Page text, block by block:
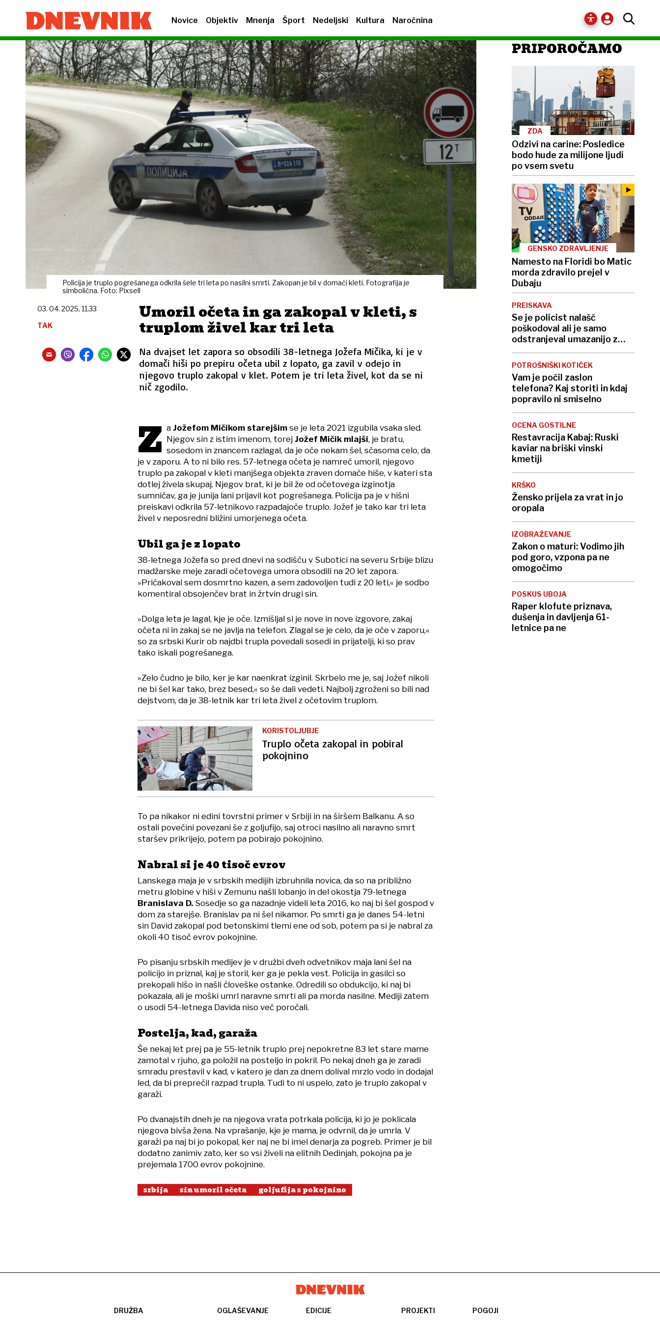
Novice Objektiv Mnenja Šport Nedeljski Kultura Naročnina
Policija je truplo pogrešanega odkrila šele tri leta po nasilni smrti. Zakopan je bil v domači kleti. Fotografija je
simbolična. Foto: Pixsell
Umoril očeta in ga zakopal v kleti, s
truplom živel kar tri leta
Na dvajset let zapora so obsodili 38-letnega Jožefa Mičika, ki je v
domači hiši po prepiru očeta ubil z lopato, ga zavil v odejo in
njegovo truplo zakopal v klet. Potem je tri leta živel, kot da se ni
nič zgodilo.
03. 04. 2025, 11.33
TAK
Z a Jožefom Mičikom starejšim se je leta 2021 izgubila vsaka sled.
Njegov sin z istim imenom, torej Jožef Mičik mlajši, je bratu,
sosedom in znancem razlagal, da je oče nekam šel, sčasoma celo, da
je v zaporu. A to ni bilo res. 57-letnega očeta je namreč umoril, njegovo
truplo pa zakopal v kleti manjšega objekta zraven domače hiše, v kateri sta
dotlej živela skupaj. Njegov brat, ki je bil že od očetovega izginotja
sumničav, ga je junija lani prijavil kot pogrešanega. Policija pa je v hišni
preiskavi odkrila 57-letnikovo razpadajoče truplo. Jožef je tako kar tri leta
živel v neposredni bližini umorjenega očeta.
Ubil ga je z lopato
38-letnega Jožefa so pred dnevi na sodišču v Subotici na severu Srbije blizu
madžarske meje zaradi očetovega umora obsodili na 20 let zapora.
»Pričakoval sem dosmrtno kazen, a sem zadovoljen tudi z 20 leti,« je sodbo
komentiral obsojenčev brat in žrtvin drugi sin.
»Dolga leta je lagal, kje je oče. Izmišljal si je nove in nove izgovore, zakaj
očeta ni in zakaj se ne javlja na telefon. Zlagal se je celo, da je oče v zaporu,«
so za srbski Kurir ob najdbi trupla povedali sosedi in prijatelji, ki so prav
tako iskali pogrešanega.
»Zelo čudno je bilo, ker je kar naenkrat izginil. Skrbelo me je, saj Jožef nikoli
ne bi šel kar tako, brez besed,« so še dali vedeti. Najbolj zgroženi so bili nad
dejstvom, da je 38-letnik kar tri leta živel z očetovim truplom.
KORISTOLJUBJE
Truplo očeta zakopal in pobiral
pokojnino
To pa nikakor ni edini tovrstni primer v Srbiji in na širšem Balkanu. A so
ostali povečini povezani še z goljufijo, saj otroci nasilno ali naravno smrt
staršev prikrijejo, potem pa pobirajo pokojnino.
Nabral si je 40 tisoč evrov
Lanskega maja je v srbskih medijih izbruhnila novica, da so na približno
metru globine v hiši v Zemunu našli lobanjo in del okostja 79-letnega
Branislava D. Sosedje so ga nazadnje videli leta 2016, ko naj bi šel gospod v
dom za starejše. Branislav pa ni šel nikamor. Po smrti ga je danes 54-letni
sin David zakopal pod betonskimi tlemi ene od sob, potem pa si je nabral za
okoli 40 tisoč evrov pokojnine.
Po pisanju srbskih medijev je v družbi dveh odvetnikov maja lani šel na
policijo in priznal, kaj je storil, ker ga je pekla vest. Policija in gasilci so
prekopali hišo in našli človeške ostanke. Odredili so obdukcijo, ki naj bi
pokazala, ali je moški umrl naravne smrti ali pa morda nasilne. Mediji zatem
o usodi 54-letnega Davida niso več poročali.
Postelja, kad, garaža
Še nekaj let prej pa je 55-letnik truplo prej nepokretne 83 let stare mame
zamotal v rjuho, ga položil na posteljo in pokril. Po nekaj dneh ga je zaradi
smradu prestavil v kad, v katero je dan za dnem dolival mrzlo vodo in dodajal
led, da bi preprečil razpad trupla. Tudi to ni uspelo, zato je truplo zakopal v
garaži.
Po dvanajstih dneh je na njegova vrata potrkala policija, ki jo je poklicala
njegova bivša žena. Na vprašanje, kje je mama, je odvrnil, da je umrla. V
garaži pa naj bi jo pokopal, ker naj ne bi imel denarja za pogreb. Primer je bil
dodatno zanimiv zato, ker so vsi živeli na elitnih Dedinjah, pokojna pa je
prejemala 1700 evrov pokojnine.
srbija sin umoril očeta goljufija s pokojnino
PRIPOROČAMO
ZDA
Odzivi na carine: Posledice
bodo hude za milijone ljudi
po vsem svetu
GENSKO ZDRAVLJENJE
Namesto na Floridi bo Matic
morda zdravilo prejel v
Dubaju
PREISKAVA
Se je policist nalašč
poškodoval ali je samo
odstranjeval umazanijo z
roke?
POTROŠNIŠKI KOTIČEK
Vam je počil zaslon
telefona? Kaj storiti in kdaj
popravilo ni smiselno
OCENA GOSTILNE
Restavracija Kabaj: Ruski
kaviar na briški vinski
kmetiji
KRŠKO
Žensko prijela za vrat in jo
oropala
IZOBRAŽEVANJE
Zakon o maturi: Vodimo jih
pod goro, vzpona pa ne
omogočimo
POSKUS UBOJA
Raper klofute priznava,
dušenja in davljenja 61-
letnice pa ne
DRUŽBA OGLAŠEVANJE EDICIJE PROJEKTI POGOJI